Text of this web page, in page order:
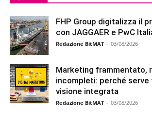
FHP Group digitalizza il
con JAGGAER e PwC
Redazione BitMAT - 03/08/2026
Marketing frammentato,
incompleti: perché serve
visione integrata
Redazione BitMAT - 03/08/2026